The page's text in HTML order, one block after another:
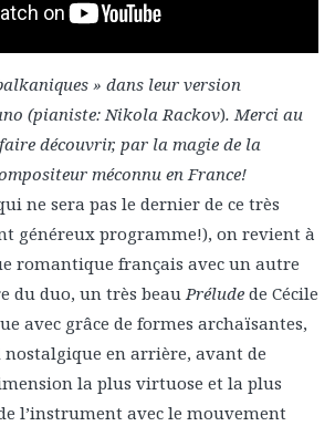
» dans leur version
(pianiste: Nikola Rackov). Merci au
découvrir, par la magie de la
méconnu en France!
ne sera pas le dernier de ce très
généreux programme!), on revient à
romantique français avec un autre
du duo, un très beauPrélude de Cécile
avec grâce de formes archaïsantes,
en arrière, avant de
la plus virtuose et la plus
l’instrument avec le mouvement